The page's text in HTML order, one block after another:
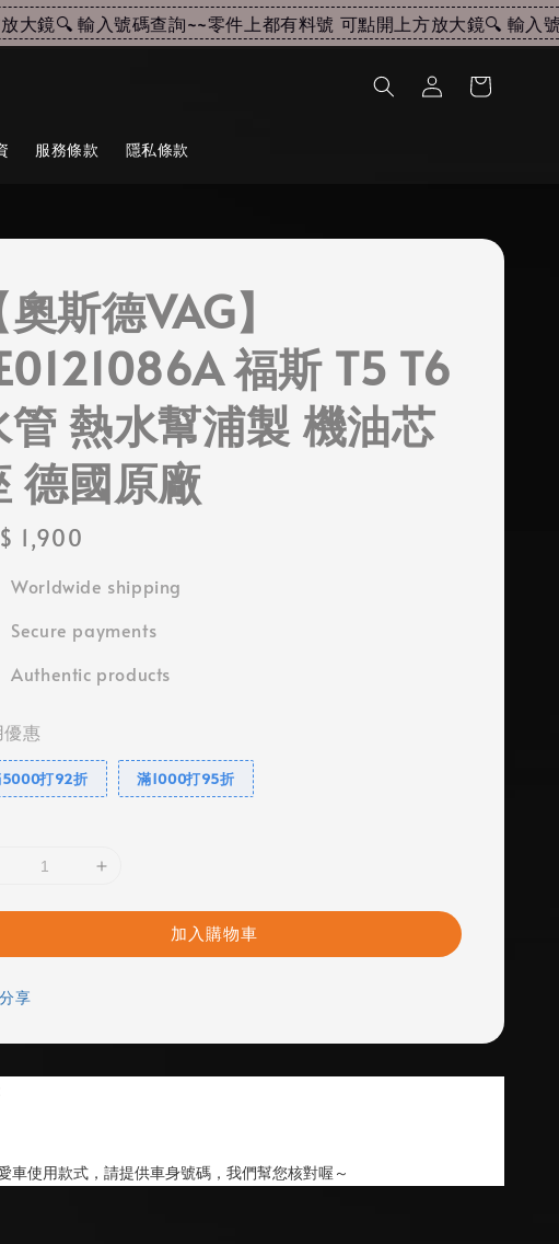
鏡🔍 輸入號碼查詢~~零件上都有料號 可點開上方放大鏡🔍 輸入號
服務條款 隱私條款
奧斯德VAG】
福斯 T5 T6
管 熱水幫浦製 機油芯
德國原廠
1,900
Worldwide shipping
Secure payments
Authentic products
惠
打92折 滿1000打95折
加入購物車
分享
車使用款式，請提供車身號碼，我們幫您核對喔～